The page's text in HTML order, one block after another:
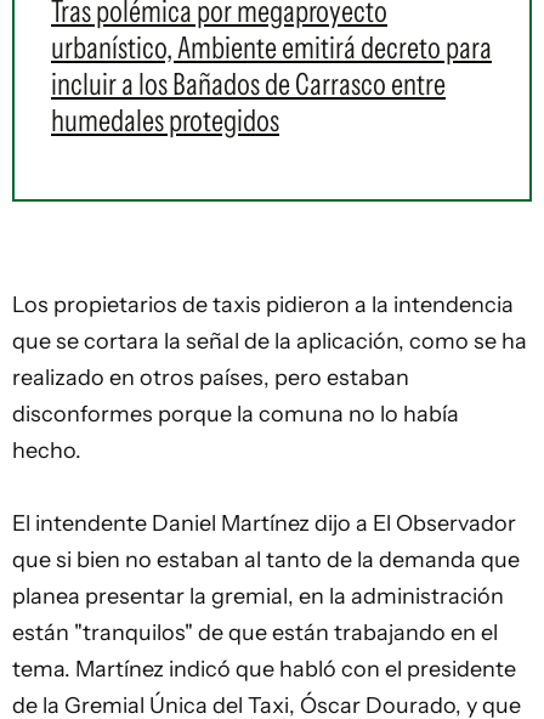
Tras polémica por megaproyecto
urbanístico, Ambiente emitirá decreto para
incluir a los Bañados de Carrasco entre
humedales protegidos
Los propietarios de taxis pidieron a la intendencia
que se cortara la señal de la aplicación, como se ha
realizado en otros países, pero estaban
disconformes porque la comuna no lo había
hecho.
El intendente Daniel Martínez dijo a El Observador
que si bien no estaban al tanto de la demanda que
planea presentar la gremial, en la administración
están "tranquilos" de que están trabajando en el
tema. Martínez indicó que habló con el presidente
de la Gremial Única del Taxi, Óscar Dourado, y que